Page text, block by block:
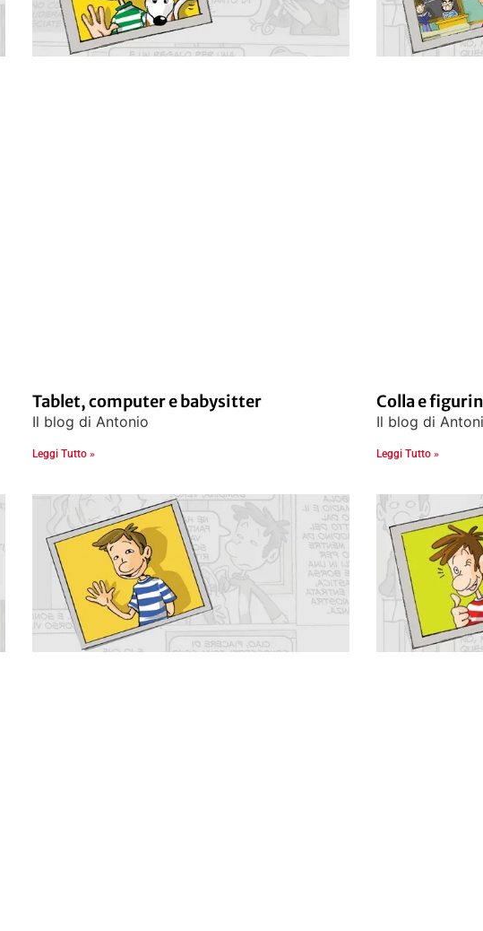
Tablet, computer e babysitter
Il blog di Antonio
Leggi Tutto »
Colla e
Il blog di
Leggi Tutto »